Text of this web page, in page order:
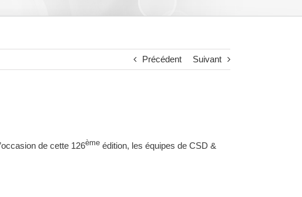
Précédent Suivant
de cette 126ème édition, les équipes de CSD &